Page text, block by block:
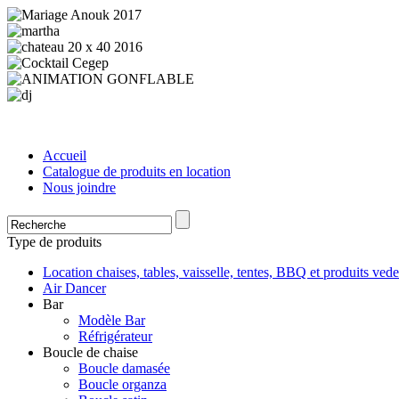
Accueil
Catalogue de produits en location
Nous joindre
Type de produits
Location chaises, tables, vaisselle, tentes, BBQ et produits
Air Dancer
Bar
Modèle Bar
Réfrigérateur
Boucle de chaise
Boucle damasée
Boucle organza